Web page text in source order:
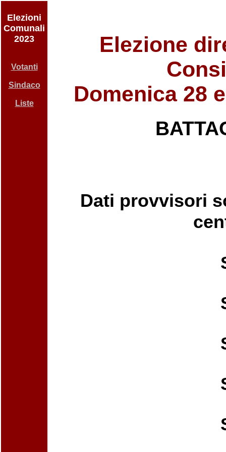
Elezioni
Comunali
2023
Votanti
Sindaco
Liste
Elezione
Domenica 28
Dati provvisori